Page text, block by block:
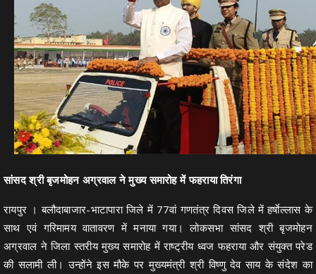
सांसद श्री बृजमोहन अग्रवाल ने मुख्य समारोह में फहराया तिरंगा
रायपुर । बलौदाबाजार-भाटापारा जिले में 77वां गणतंत्र दिवस जिले में हर्षाेल्लास के
साथ एवं गरिमामय वातावरण में मनाया गया। लोकसभा सांसद श्री बृजमोहन
अग्रवाल ने जिला स्तरीय मुख्य समारोह में राष्ट्रीय ध्वज फहराया और संयुक्त परेड
की सलामी ली। उन्होंने इस मौके पर मुख्यमंत्री श्री विष्णु देव साय के संदेश का